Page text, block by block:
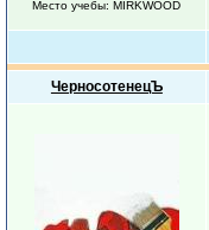
Место учебы: MIRKWOOD
ЧерносотенецЪ